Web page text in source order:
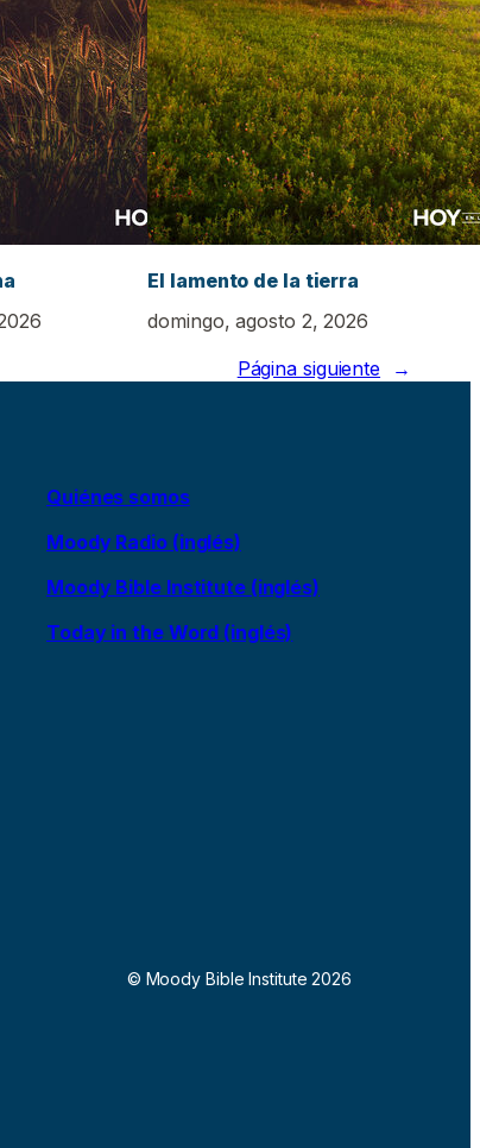
El lamento de la tierra
domingo, agosto 2, 2026
Página siguiente →
Quiénes somos
Moody Radio (inglés)
Moody Bible Institute (inglés)
Today in the Word (inglés)
© Moody Bible Institute 2026